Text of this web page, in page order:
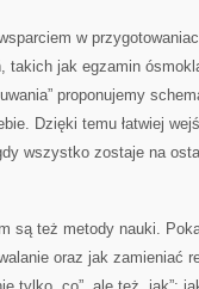
w
takich jak egzamin
proponujemy
Dzięki temu łatwiej
wszystko zostaje na
są też metody nauki.
oraz jak zamieniać